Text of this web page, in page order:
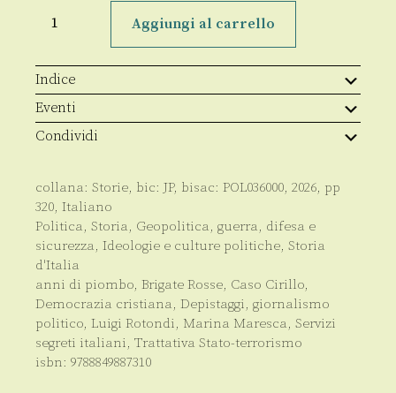
vere
false
quantità
Aggiungi al carrello
Indice
Eventi
Condividi
collana: Storie, bic: JP, bisac: POL036000, 2026, pp
320, Italiano
Politica, Storia, Geopolitica, guerra, difesa e
sicurezza, Ideologie e culture politiche, Storia
d'Italia
anni di piombo, Brigate Rosse, Caso Cirillo,
Democrazia cristiana, Depistaggi, giornalismo
politico, Luigi Rotondi, Marina Maresca, Servizi
segreti italiani, Trattativa Stato-terrorismo
isbn: 9788849887310